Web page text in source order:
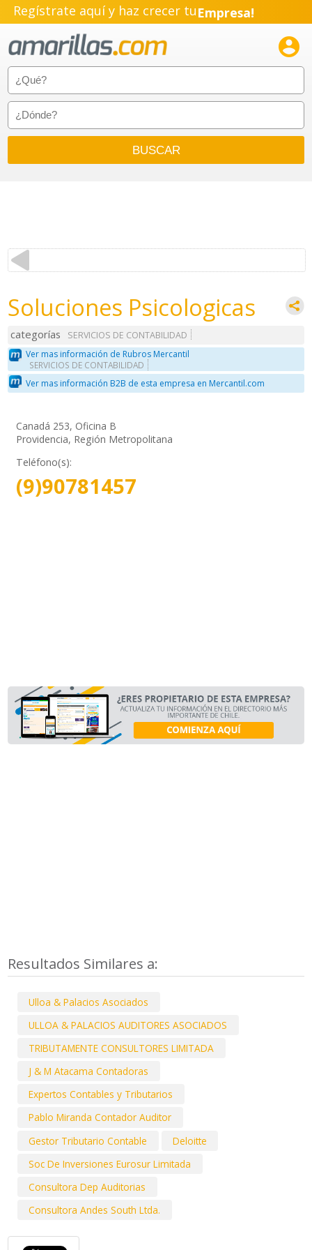
Regístrate aquí y haz crecer tuEmpresa!
Pyme!
Emprendimiento!

Soluciones Psicologicas
categorías
SERVICIOS DE CONTABILIDAD
Ver mas información de Rubros Mercantil
SERVICIOS DE CONTABILIDAD
Ver mas información B2B de esta empresa en Mercantil.com
Canadá 253, Oficina B
Providencia, Región Metropolitana
Teléfono(s):
(9)90781457
Resultados Similares a:
Ulloa & Palacios Asociados
ULLOA & PALACIOS AUDITORES ASOCIADOS
TRIBUTAMENTE CONSULTORES LIMITADA
J & M Atacama Contadoras
Expertos Contables y Tributarios
Pablo Miranda Contador Auditor
Gestor Tributario Contable
Deloitte
Soc De Inversiones Eurosur Limitada
Consultora Dep Auditorias
Consultora Andes South Ltda.